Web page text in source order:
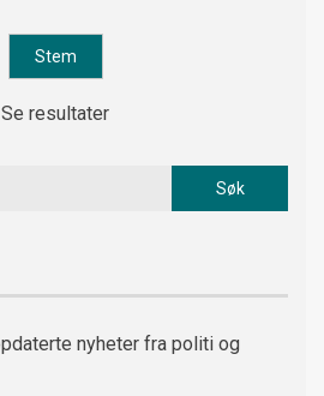
Se resultater
nyheter fra politi og